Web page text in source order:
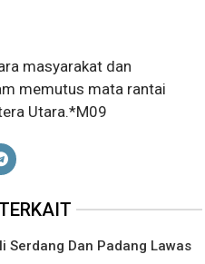
masyarakat dan
memutus mata rantai
Utara.*M09
Serdang Dan Padang Lawas